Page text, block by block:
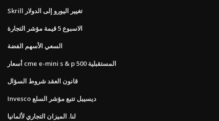
Skrill تغيير اليورو إلى الدولار
الاسبوع 5 قيمة مؤشر التجارة
السعي الأسهم الفضة
أسعار cme e-mini s & p 500 المستقبلية
قانون العقد شروط السؤال
Invesco ديسيبل تتبع مؤشر السلع
لنا. الميزان التجاري لألمانيا